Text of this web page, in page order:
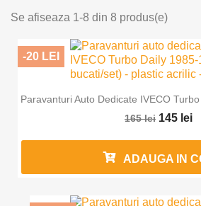
Se afiseaza 1-8 din 8 produs(e)
Paravanturi Auto Dedicate IVECO
165 lei 145 lei
-20 LEI
ADAUGA IN